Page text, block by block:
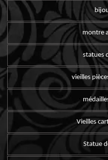
montre
statues
vieilles
Vieilles
Statue